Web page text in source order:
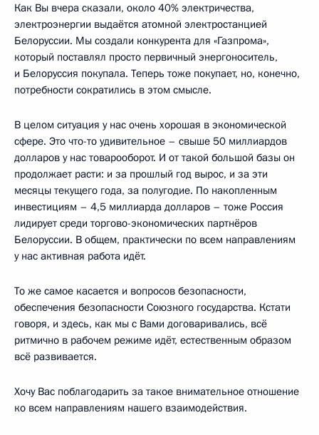
Как Вы вчера сказали, около 40% электричества,
электроэнергии выдаётся атомной электростанцией
Белоруссии. Мы создали конкурента для «Газпрома»,
который поставлял просто первичный энергоноситель,
и Белоруссия покупала. Теперь тоже покупает, но, конечно,
потребности сократились в этом смысле.
В целом ситуация у нас очень хорошая в экономической
сфере. Это что-то удивительное – свыше 50 миллиардов
долларов у нас товарооборот. И от такой большой базы он
продолжает расти: и за прошлый год вырос, и за эти
месяцы текущего года, за полугодие. По накопленным
инвестициям – 4,5 миллиарда долларов – тоже Россия
лидирует среди торгово-экономических партнёров
Белоруссии. В общем, практически по всем направлениям
у нас активная работа идёт.
То же самое касается и вопросов безопасности,
обеспечения безопасности Союзного государства. Кстати
говоря, и здесь, как мы с Вами договаривались, всё
ритмично в рабочем режиме идёт, естественным образом
всё развивается.
Хочу Вас поблагодарить за такое внимательное отношение
ко всем направлениям нашего взаимодействия.